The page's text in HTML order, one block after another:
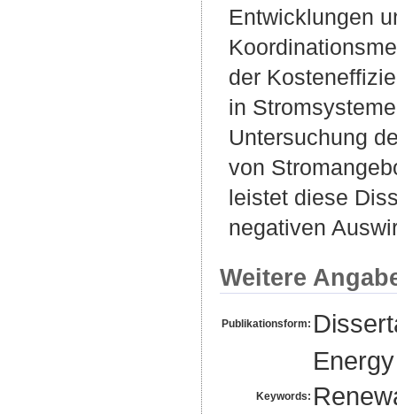
Entwicklungen
der
in
Untersuchung
von
leistet diese
negativen
Weitere
Publikationsform:
Keywords: